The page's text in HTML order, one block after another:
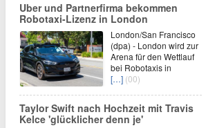
Uber und Partnerfirma bekommen
Robotaxi-Lizenz in London
London/San Francisco
(dpa) - London wird zur
Arena für den Wettlauf
bei Robotaxis in
[…] (00)
Taylor Swift nach Hochzeit mit Travis
Kelce 'glücklicher denn je'